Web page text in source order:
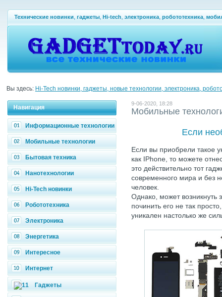
Технические новинки гаджеты Hi-tech электроника робототехника
Вы здесь: Hi-Tech новинки, гаджеты, новые технологии, электроника,
Навигация
Информационные технологии
Мобильные технологии
Бытовая техника
Нанотехнологии
Hi-Tech новинки
Робототехника
Электроника
Энергетика
Интересное
Интернет
Гаджеты
9-06-2020, 18:28
Мобильные
Если
Если вы приобрели такое
как IPhone, то можете
это действительно тот
современного мира и без
человек.
Однако, может возникнуть
починить его не так
уникален настолько же